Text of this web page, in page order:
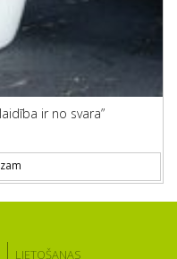
ir no svara”
LIETOŠANAS